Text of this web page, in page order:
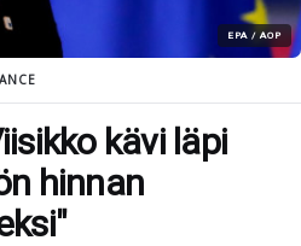
EPA / AOP
kävi läpi
hinnan